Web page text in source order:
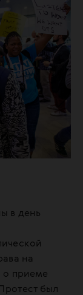
в день
на
о приеме
был